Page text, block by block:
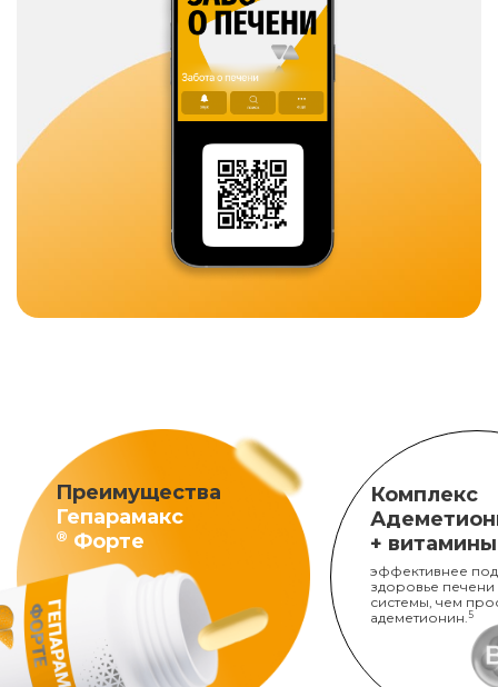
Преимущества
Гепарамакс
® Форте
Комплекс
+
эффективнее
здоровье печени
системы, чем
адеметионин. 5